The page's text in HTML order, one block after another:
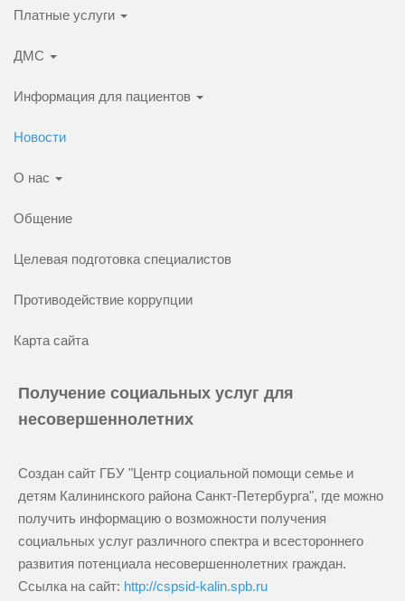
Платные услуги
ДМС
Информация для пациентов
Новости
О нас
Общение
Целевая подготовка специалистов
Противодействие коррупции
Карта сайта
Получение социальных услуг для
несовершеннолетних
Создан сайт ГБУ "Центр социальной помощи семье и
детям Калининского района Санкт-Петербурга", где можно
получить информацию о возможности получения
социальных услуг различного спектра и всестороннего
развития потенциала несовершеннолетних граждан.
Ссылка на сайт: http://cspsid-kalin.spb.ru